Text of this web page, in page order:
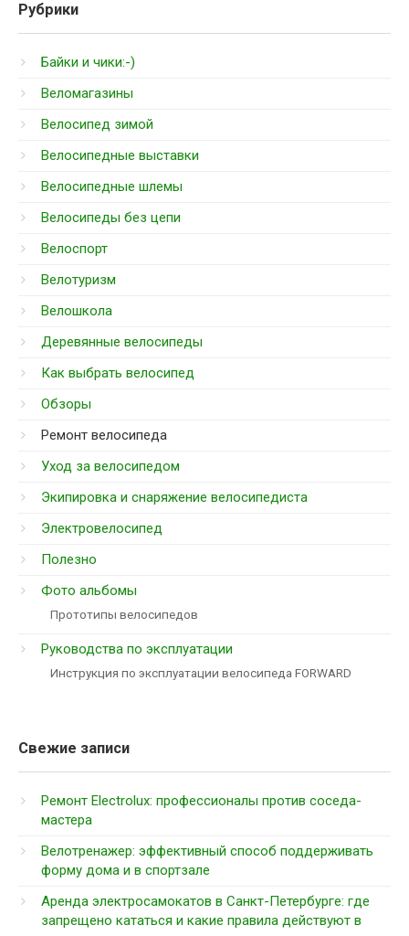
Рубрики
Байки и чики:-)
Веломагазины
Велосипед зимой
Велосипедные выставки
Велосипедные шлемы
Велосипеды без цепи
Велоспорт
Велотуризм
Велошкола
Деревянные велосипеды
Как выбрать велосипед
Обзоры
Ремонт велосипеда
Уход за велосипедом
Экипировка и снаряжение велосипедиста
Электровелосипед
Полезно
Фото альбомы
Прототипы велосипедов
Руководства по эксплуатации
Инструкция по эксплуатации велосипеда FORWARD
Свежие записи
Ремонт Electrolux: профессионалы против соседа-
мастера
Велотренажер: эффективный способ поддерживать
форму дома и в спортзале
Аренда электросамокатов в Санкт-Петербурге: где
запрещено кататься и какие правила действуют в